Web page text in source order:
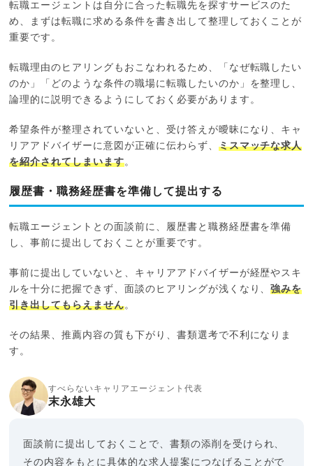
転職エージェントは自分に合った転職先を探すサービスのた
め、まずは転職に求める条件を書き出して整理しておくことが
重要です。
転職理由のヒアリングもおこなわれるため、「なぜ転職したい
のか」「どのような条件の職場に転職したいのか」を整理し、
論理的に説明できるようにしておく必要があります。
希望条件が整理されていないと、受け答えが曖昧になり、キャ
リアアドバイザーに意図が正確に伝わらず、 ミスマッチな求人
を紹介されてしまいます。
履歴書・職務経歴書を準備して提出する
転職エージェントとの面談前に、履歴書と職務経歴書を準備
し、事前に提出しておくことが重要です。
事前に提出していないと、キャリアアドバイザーが経歴やスキ
ルを十分に把握できず、面談のヒアリングが浅くなり、強みを
引き出してもらえません。
その結果、推薦内容の質も下がり、書類選考で不利になりま
す。
すべらないキャリアエージェント代表
末永雄大
面談前に提出しておくことで、書類の添削を受けられ、
その内容をもとに具体的な求人提案につなげることがで